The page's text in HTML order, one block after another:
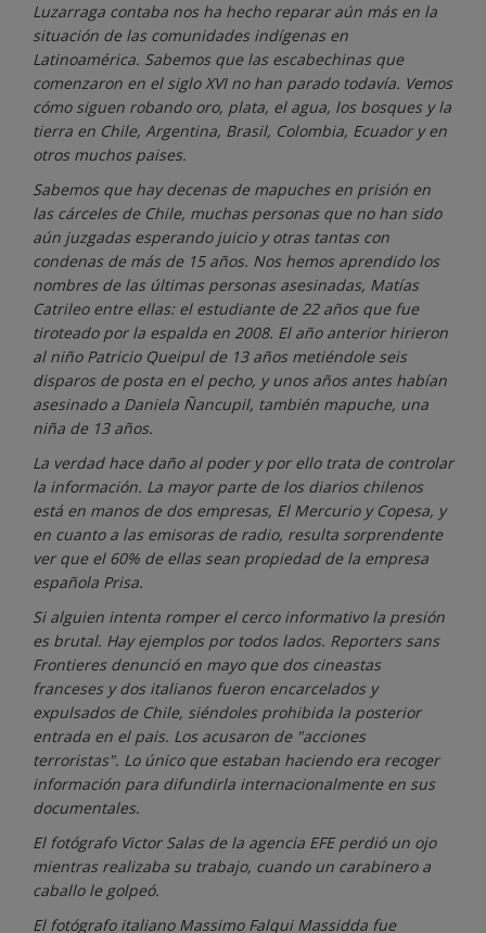
Luzarraga contaba nos ha hecho reparar aún más en la
situación de las comunidades indígenas en
Latinoamérica. Sabemos que las escabechinas que
comenzaron en el siglo XVI no han parado todavía. Vemos
cómo siguen robando oro, plata, el agua, los bosques y la
tierra en Chile, Argentina, Brasil, Colombia, Ecuador y en
otros muchos paises.
Sabemos que hay decenas de mapuches en prisión en
las cárceles de Chile, muchas personas que no han sido
aún juzgadas esperando juicio y otras tantas con
condenas de más de 15 años. Nos hemos aprendido los
nombres de las últimas personas asesinadas, Matías
Catrileo entre ellas: el estudiante de 22 años que fue
tiroteado por la espalda en 2008. El año anterior hirieron
al niño Patricio Queipul de 13 años metiéndole seis
disparos de posta en el pecho, y unos años antes habían
asesinado a Daniela Ñancupil, también mapuche, una
niña de 13 años.
La verdad hace daño al poder y por ello trata de controlar
la información. La mayor parte de los diarios chilenos
está en manos de dos empresas, El Mercurio y Copesa, y
en cuanto a las emisoras de radio, resulta sorprendente
ver que el 60% de ellas sean propiedad de la empresa
española Prisa.
Si alguien intenta romper el cerco informativo la presión
es brutal. Hay ejemplos por todos lados. Reporters sans
Frontieres denunció en mayo que dos cineastas
franceses y dos italianos fueron encarcelados y
expulsados de Chile, siéndoles prohibida la posterior
entrada en el pais. Los acusaron de "acciones
terroristas". Lo único que estaban haciendo era recoger
información para difundirla internacionalmente en sus
documentales.
El fotógrafo Victor Salas de la agencia EFE perdió un ojo
mientras realizaba su trabajo, cuando un carabinero a
caballo le golpeó.
El fotógrafo italiano Massimo Falqui Massidda fue